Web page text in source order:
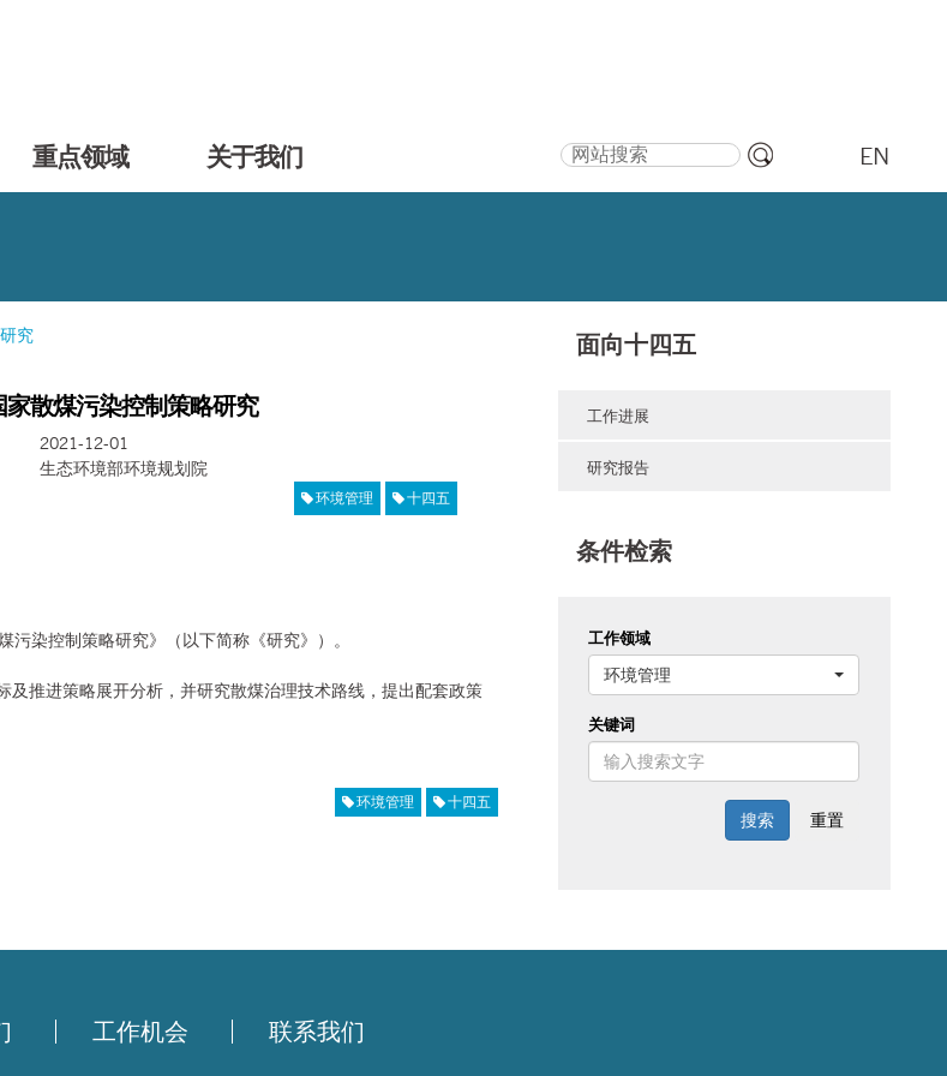
重点领域 关于我们
搜索
EN
究
家散煤污染控制策略研究
2021-12-01
生态环境部环境规划院
环境管理 十四五
染控制策略研究》（以下简称《研究》）。
及推进策略展开分析，并研究散煤治理技术路线，提出配套政策
环境管理 十四五
面向十四五
工作进展
研究报告
条件检索
工作领域
环境管理
关键词
工作机会 联系我们